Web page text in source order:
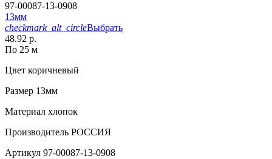
97-00087-13-0908
13мм
checkmark_alt_circleВыбрать
48.92 р.
По 25 м
Цвет коричневый
Размер 13мм
Материал хлопок
Производитель РОССИЯ
Артикул 97-00087-13-0908